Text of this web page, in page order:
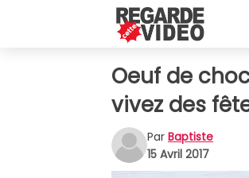
Oeuf de
vivez des
Par Baptiste
15 Avril 2017